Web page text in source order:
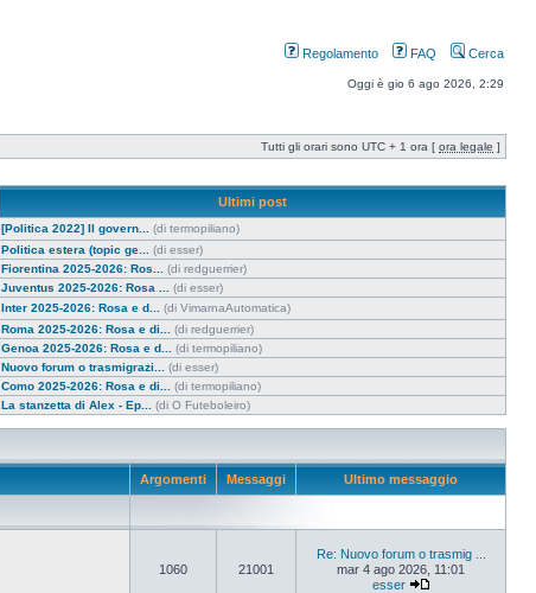
Regolamento FAQ Cerca
Oggi è gio 6 ago 2026, 2:29
Tutti gli orari sono UTC + 1 ora [ ora legale ]
Ultimi post
[Politica 2022] Il govern...
(di termopiliano)
Politica estera (topic ge...
(di esser)
Fiorentina 2025-2026: Ros...
(di redguerrier)
Juventus 2025-2026: Rosa ...
(di esser)
Inter 2025-2026: Rosa e d...
(di VimarnaAutomatica)
Roma 2025-2026: Rosa e di...
(di redguerrier)
Genoa 2025-2026: Rosa e d...
(di termopiliano)
Nuovo forum o trasmigrazi...
(di esser)
Como 2025-2026: Rosa e di...
(di termopiliano)
La stanzetta di Alex - Ep... (di O Futeboleiro)
Argomenti Messaggi Ultimo messaggio
1060 21001
Re: Nuovo forum o trasmig ...
mar 4 ago 2026, 11:01
esser